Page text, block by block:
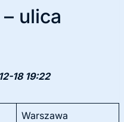
ulica
18 19:22
Warszawa